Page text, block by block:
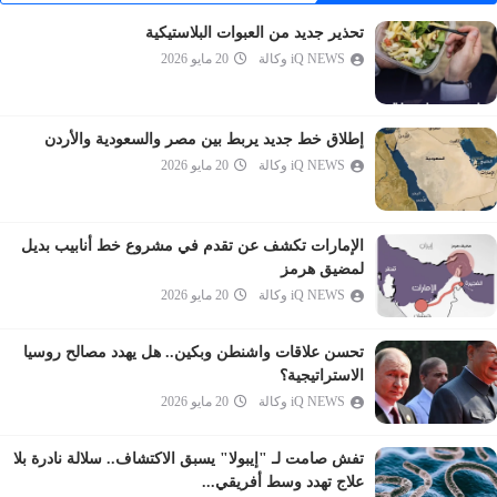
الحج
المؤمنون
النور
الفرقان
الشعراء
النمل
القصص
العنكبوت
الروم
السجدة
الأحزاب
فاطر
تحذير جديد من العبوات البلاستيكية
iQ NEWS وكالة 20 مايو 2026
إطلاق خط جديد يربط بين مصر والسعودية والأردن
iQ NEWS وكالة 20 مايو 2026
الإمارات تكشف عن تقدم في مشروع خط أنابيب بديل
لمضيق هرمز
iQ NEWS وكالة 20 مايو 2026
تحسن علاقات واشنطن وبكين.. هل يهدد مصالح روسيا
الاستراتيجية؟
iQ NEWS وكالة 20 مايو 2026
تفش صامت لـ "إيبولا" يسبق الاكتشاف.. سلالة نادرة بلا
علاج تهدد وسط أفريقي...